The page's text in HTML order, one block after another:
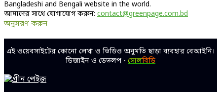
Bangladeshi and Bengali website in the world.
আমাদের সাথে যোগাযোগ করুন: contact@greenpage.com.bd
অনুসরণ করুন
এই ওয়েবসাইটের কোনো লেখা ও ভিডিও অনুমতি ছাড়া ব্যবহার বেআইনি।
ডিজাইন ও ডেভলপ - সোলবিডি